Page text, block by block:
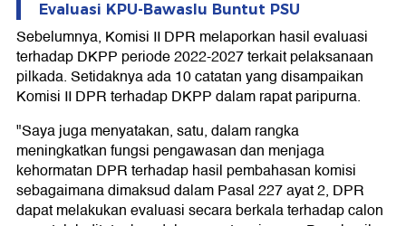
Evaluasi KPU-Bawaslu Buntut PSU
Sebelumnya, Komisi II DPR melaporkan hasil evaluasi
terhadap DKPP periode 2022-2027 terkait pelaksanaan
pilkada. Setidaknya ada 10 catatan yang disampaikan
Komisi II DPR terhadap DKPP dalam rapat paripurna.
"Saya juga menyatakan, satu, dalam rangka
meningkatkan fungsi pengawasan dan menjaga
kehormatan DPR terhadap hasil pembahasan komisi
sebagaimana dimaksud dalam Pasal 227 ayat 2, DPR
dapat melakukan evaluasi secara berkala terhadap calon